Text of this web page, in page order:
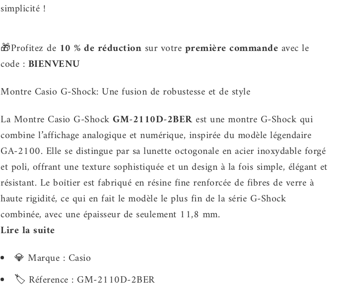
simplicité !
🎁Profitez de 10 % de réduction sur votre première commande avec le
code : BIENVENU
Montre Casio G-Shock: Une fusion de robustesse et de style
La Montre Casio G-Shock GM-2110D-2BERest une montre G-Shock qui
combine l’affichage analogique et numérique, inspirée du modèle légendaire
GA-2100. Elle se distingue par sa lunette octogonale en acier inoxydable forgé
et poli, offrant une texture sophistiquée et un design à la fois simple, élégant et
résistant. Le boîtier est fabriqué en résine fine renforcée de fibres de verre à
haute rigidité, ce qui en fait le modèle le plus fin de la série G-Shock
combinée, avec une épaisseur de seulement 11,8 mm.
Lire la suite
💎 Marque : Casio
🏷️ Réference : GM-2110D-2BER